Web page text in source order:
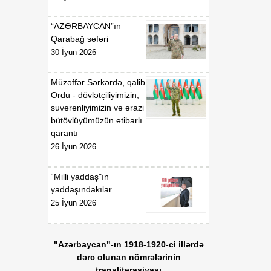
edilməsi barədə"
Respublikasının 2026-cı il
14 iyul tarixli 449-VIIQD
nömrəli Qanununun tətbiqi
və bununla əlaqədar bəzi
məsələlərin tənzimlənməsi
haqqında
Azərbaycan Beynəlxalq
İnvestisiya Forumunun
yaradılması haqqında
"Azərbaycan
Tacikistan Respublikasının
Təhsil və Elm Nazirliyi
arasında illik təhsil
01:04
“AZƏRBAYCAN”ın
Qarabağ səfəri
30 İyun 2026
Müzəffər Sərkərdə, qalib
Ordu - dövlətçiliyimizin,
suverenliyimizin və ərazi
bütövlüyümüzün etibarlı
qarantı
26 İyun 2026
“Milli yaddaş"ın
yaddaşındakılar
25 İyun 2026
"Azərbaycan"-ın 1918-1920-ci illərdə
dərc olunan nömrələrinin